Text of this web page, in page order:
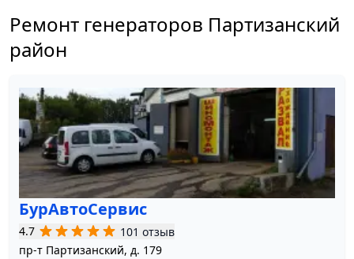
Ремонт генераторов Партизанский
район
БурАвтоСервис
4.7
101 отзыв
пр-т Партизанский, д. 179